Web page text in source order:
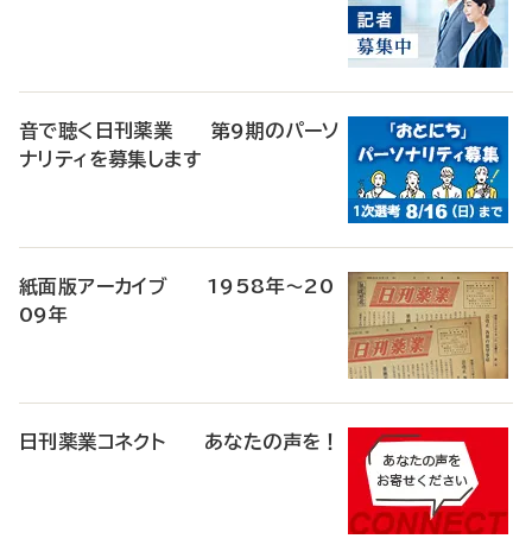
音で聴く日刊薬業 第9期のパーソ
ナリティを募集します
紙面版アーカイブ 1958年～20
09年
日刊薬業コネクト あなたの声を！